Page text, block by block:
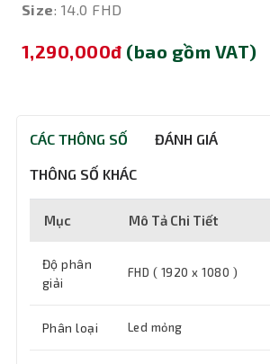
Size: 14.0 FHD
1,290,000đ (bao gồm VAT)
CÁC THÔNG SỐ ĐÁNH GIÁ
THÔNG SỐ KHÁC
Mục Mô Tả Chi Tiết
Độ phân
giải
FHD ( 1920 x 1080 )
Phân loại Led mỏng